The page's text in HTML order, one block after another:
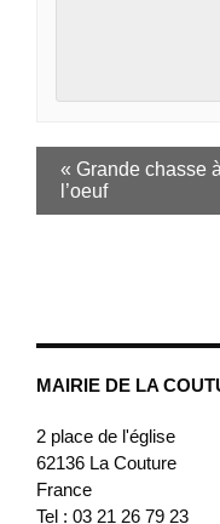
MAIRIE DE LA
2 place de l'église
62136 La Couture
France
Tel : 03 21 26 79 23
« Grande chasse à
l’oeuf